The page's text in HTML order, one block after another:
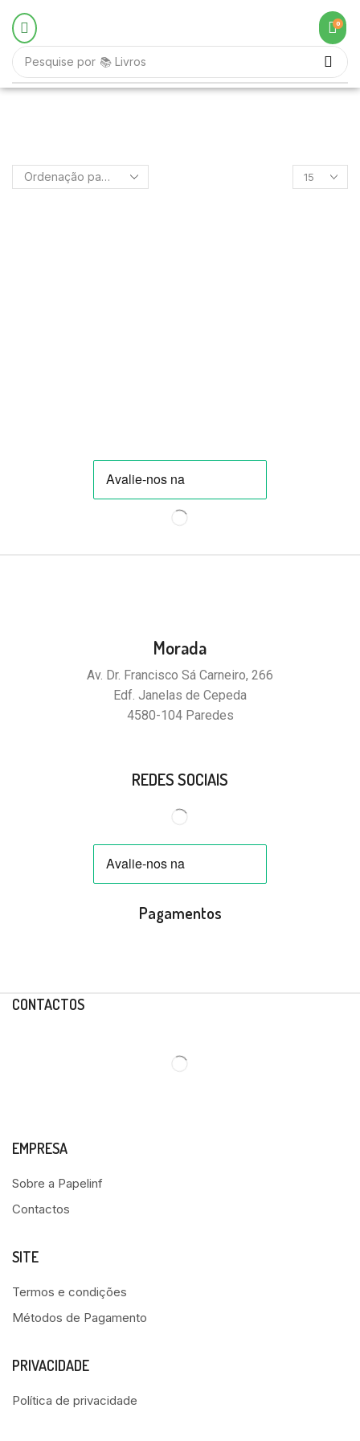
Pesquise por 📚 Livros
0
Morada
Av. Dr. Francisco Sá Carneiro, 266
Edf. Janelas de Cepeda
4580-104 Paredes
REDES SOCIAIS
Pagamentos
CONTACTOS
EMPRESA
Sobre a Papelinf
Contactos
SITE
Termos e condições
Métodos de Pagamento
PRIVACIDADE
Política de privacidade